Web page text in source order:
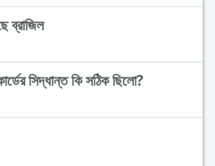
ব্রাজিল
সিদ্ধান্ত কি সঠিক ছিলো?